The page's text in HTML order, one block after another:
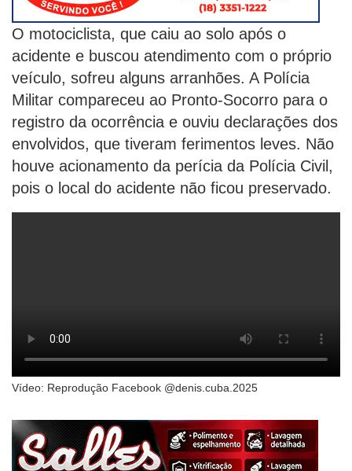
O motociclista, que caiu ao solo após o
acidente e buscou atendimento com o próprio
veículo, sofreu alguns arranhões. A Polícia
Militar compareceu ao Pronto-Socorro para o
registro da ocorrência e ouviu declarações dos
envolvidos, que tiveram ferimentos leves. Não
houve acionamento da perícia da Polícia Civil,
pois o local do acidente não ficou preservado.
Vídeo: Reprodução Facebook @denis.cuba.2025